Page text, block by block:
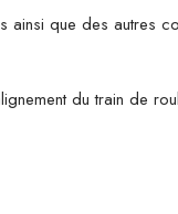
que des autres
du train de